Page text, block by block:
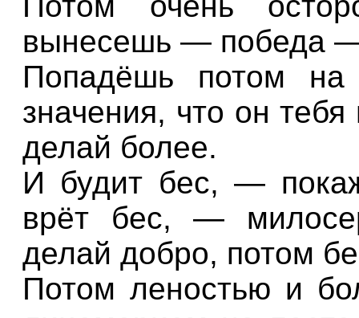
вынесешь — победа
Попадёшь потом
значения, что он
делай более.
И будит бес, —
врёт бес, —
делай добро, потом
Потом леностью и